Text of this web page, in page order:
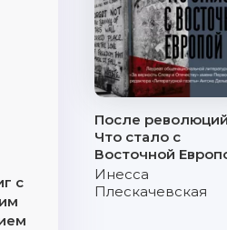
с
После
Что стало с
Восточной
Инесса
Плескачевская